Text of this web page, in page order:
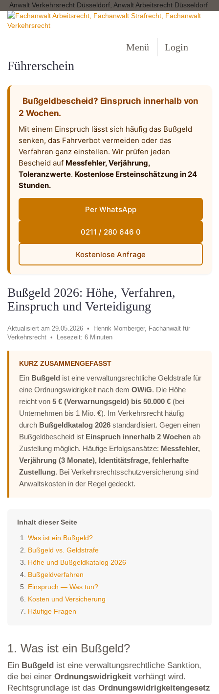
Anwalt Verkehrsrecht Düsseldorf, Anwalt Arbeitsrecht Düsseldorf
Menü Login
Führerschein
Bußgeldbescheid? Einspruch innerhalb von
2 Wochen.
Mit einem Einspruch lässt sich häufig das Bußgeld
senken, das Fahrverbot vermeiden oder das
Verfahren ganz einstellen. Wir prüfen jeden
Bescheid auf Messfehler, Verjährung,
Toleranzwerte. Kostenlose Ersteinschätzung in 24
Stunden.
Per WhatsApp
0211 / 280 646 0
Kostenlose Anfrage
Bußgeld 2026: Höhe, Verfahren,
Einspruch und Verteidigung
Aktualisiert am 29.05.2026 •
Henrik Momberger, Fachanwalt für
Verkehrsrecht •
Lesezeit: 6 Minuten
KURZ ZUSAMMENGEFASST
Ein Bußgeld ist eine verwaltungsrechtliche Geldstrafe für
eine Ordnungswidrigkeit nach dem OWiG. Die Höhe
reicht von 5 € (Verwarnungsgeld) bis 50.000 € (bei
Unternehmen bis 1 Mio. €). Im Verkehrsrecht häufig
durch Bußgeldkatalog 2026 standardisiert. Gegen einen
Bußgeldbescheid ist Einspruch innerhalb 2 Wochen ab
Zustellung möglich. Häufige Erfolgsansätze: Messfehler,
Verjährung (3 Monate), Identitätsfrage, fehlerhafte
Zustellung. Bei Verkehrsrechtsschutzversicherung sind
Anwaltskosten in der Regel gedeckt.
Inhalt dieser Seite
Was ist ein Bußgeld?
Bußgeld vs. Geldstrafe
Höhe und Bußgeldkatalog 2026
Bußgeldverfahren
Einspruch — Was tun?
Kosten und Versicherung
Häufige Fragen
1. Was ist ein Bußgeld?
Ein Bußgeld ist eine verwaltungsrechtliche Sanktion,
die bei einer Ordnungswidrigkeit verhängt wird.
Rechtsgrundlage ist das Ordnungswidrigkeitengesetz